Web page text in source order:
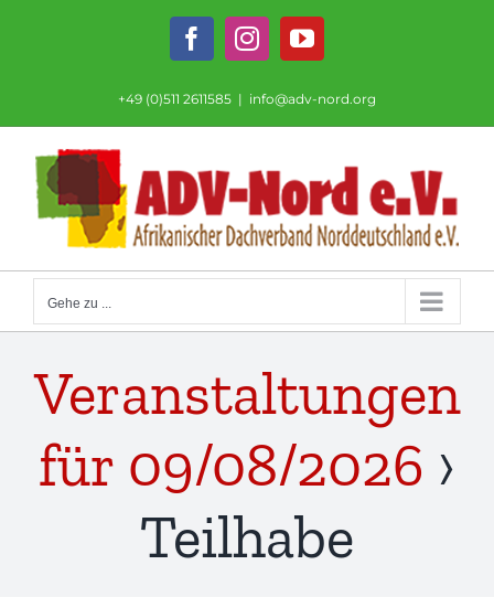
FacebookInstagramYouTube
+49 (0)511 2611585 | info@adv-nord.org
Gehe zu ...
Veranstaltungen
für 09/08/2026 ›
Teilhabe